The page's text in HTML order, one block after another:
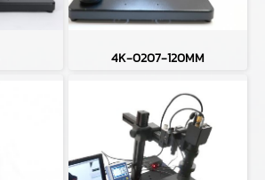
4K-0207-120MM